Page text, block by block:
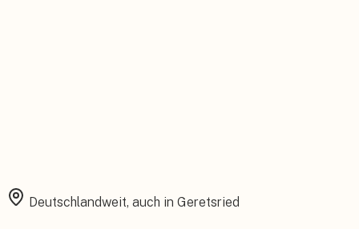
Deutschlandweit, auch in Geretsried